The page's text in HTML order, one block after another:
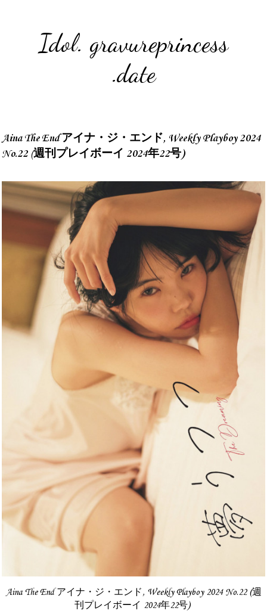
Idol. gravureprincess
.date
Aina The End アイナ・ジ・エンド, Weekly Playboy 2024
No.22 (週刊プレイボーイ 2024年22号)
Aina The End アイナ・ジ・エンド, Weekly Playboy 2024 No.22 (週
刊プレイボーイ 2024年22号)